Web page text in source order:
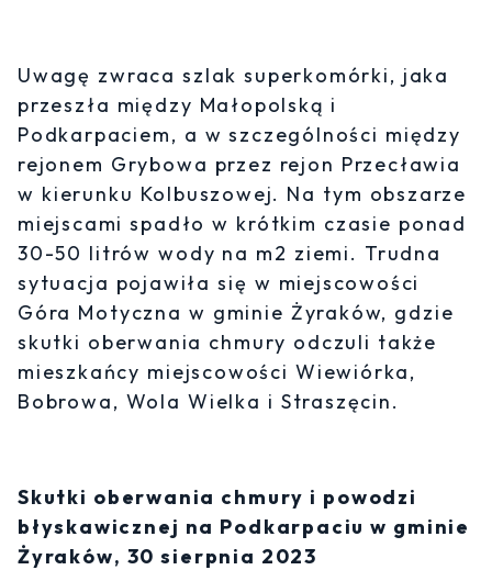
Uwagę zwraca szlak superkomórki, jaka
przeszła między Małopolską i
Podkarpaciem, a w szczególności między
rejonem Grybowa przez rejon Przecławia
w kierunku Kolbuszowej. Na tym obszarze
miejscami spadło w krótkim czasie ponad
30-50 litrów wody na m2 ziemi. Trudna
sytuacja pojawiła się w miejscowości
Góra Motyczna w gminie Żyraków, gdzie
skutki oberwania chmury odczuli także
mieszkańcy miejscowości Wiewiórka,
Bobrowa, Wola Wielka i Straszęcin.
Skutki oberwania chmury i powodzi
błyskawicznej na Podkarpaciu w gminie
Żyraków, 30 sierpnia 2023